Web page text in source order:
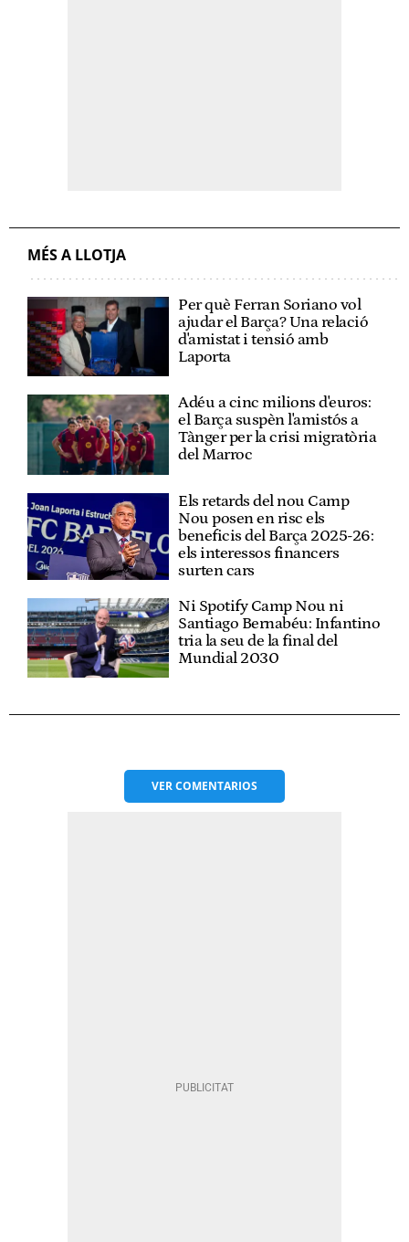
MÉS A LLOTJA
Per què Ferran Soriano vol
ajudar el Barça? Una relació
d'amistat i tensió amb
Laporta
Adéu a cinc milions d'euros:
el Barça suspèn l'amistós a
Tànger per la crisi migratòria
del Marroc
Els retards del nou Camp
Nou posen en risc els
beneficis del Barça 2025-26:
els interessos financers
surten cars
Ni Spotify Camp Nou ni
Santiago Bernabéu: Infantino
tria la seu de la final del
Mundial 2030
VERCOMENTARIOS